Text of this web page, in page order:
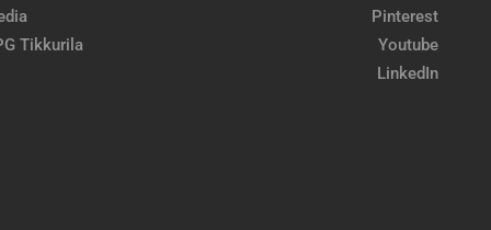
Tikkurila
Pinterest
Youtube
LinkedIn